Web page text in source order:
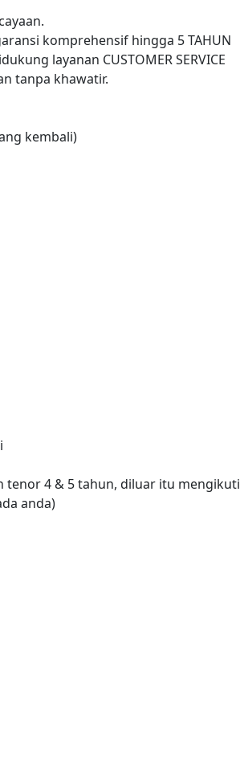
komprehensif hingga 5 TAHUN
layanan CUSTOMER SERVICE
tanpa khawatir.
kembali)
4 & 5 tahun, diluar itu mengikuti
anda)